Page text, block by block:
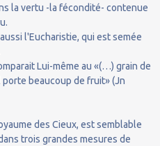
la vertu -la fécondité- contenue
l'Eucharistie, qui est semée
Lui-même au «(…) grain de
beaucoup de fruit» (Jn
des Cieux, est semblable
trois grandes mesures de